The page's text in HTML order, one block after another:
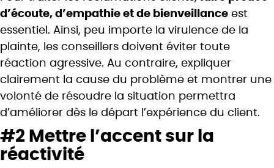
d’écoute, d’empathie et de bienveillance est
essentiel. Ainsi, peu importe la virulence de la
plainte, les conseillers doivent éviter toute
réaction agressive. Au contraire, expliquer
clairement la cause du problème et montrer une
volonté de résoudre la situation permettra
d’améliorer dès le départ l’expérience du client.
#2 Mettre l’accent sur la
réactivité